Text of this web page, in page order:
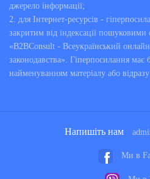
джерело інформації;
2. для Інтернет-ресурсів -
закритим від індексації пошуковими
«B2BConsult - Всеукраїнський онлайн
законодавства». Гіперпосилання має
найменуванням матеріалу або відразу
Напишіть нам
Ми в